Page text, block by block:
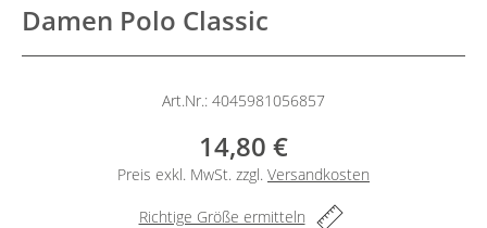
Damen Polo Classic
Art.Nr.: 4045981056857
14,80 €
Preis exkl. MwSt. zzgl. Versandkosten
Richtige Größe ermitteln